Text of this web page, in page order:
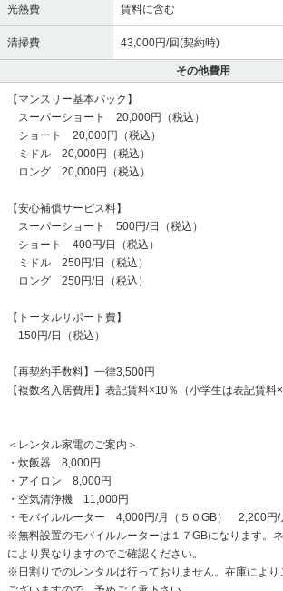
光熱費 賃料に含む
清掃費 43,000円/回(契約時)
その他費用
【マンスリー基本パック】
スーパーショート 20,000円（税込）
ショート 20,000円（税込）
ミドル 20,000円（税込）
ロング 20,000円（税込）
【安心補償サービス料】
スーパーショート 500円/日（税込）
ショート 400円/日（税込）
ミドル 250円/日（税込）
ロング 250円/日（税込）
【トータルサポート費】
150円/日（税込）
【再契約手数料】一律3,500円
【複数名入居費用】表記賃料×10％（小学生は表記賃料
＜レンタル家電のご案内＞
・炊飯器 8,000円
・アイロン 8,000円
・空気清浄機 11,000円
・モバイルルーター 4,000円/月（５０GB） 2,200円/
※無料設置のモバイルルーターは１７GBになります。
により異なりますのでご確認ください。
※日割りでのレンタルは行っておりません。在庫により